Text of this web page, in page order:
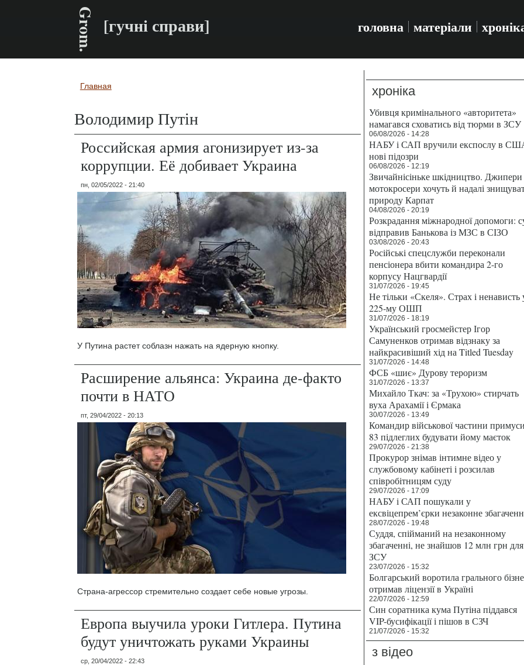
Grom. [гучні справи] головна матеріали
Вы здесь
Главная
Володимир Путін
Российская армия агонизирует из-за
коррупции. Её добивает Украина
пн, 02/05/2022 - 21:40
У Путина растет соблазн нажать на ядерную кнопку.
Расширение альянса: Украина де-факто
почти в НАТО
пт, 29/04/2022 - 20:13
Страна-агрессор стремительно создает себе новые угрозы.
Европа выучила уроки Гитлера. Путина
будут уничтожать руками Украины
ср, 20/04/2022 - 22:43
хроніка
Убивця кримінального «авторитета»
намагався сховатись від тюрми в ЗСУ
06/08/2026 - 14:28
НАБУ і САП вручили експослу в
нові підозри
06/08/2026 - 12:19
Звичайнісіньке шкідництво. Джипери
мотокросери хочуть й надалі
природу Карпат
04/08/2026 - 20:19
Розкрадання міжнародної допомоги:
відправив Банькова із МЗС в СІЗО
03/08/2026 - 20:43
Російські спецслужби переконали
пенсіонера вбити командира 2-го
корпусу Нацгвардії
31/07/2026 - 19:45
Не тільки «Скеля». Страх і ненависть
225-му ОШП
31/07/2026 - 18:19
Український гросмейстер Ігор
Самуненков отримав відзнаку за
найкрасивіший хід на Titled Tuesday
31/07/2026 - 14:48
ФСБ «шиє» Дурову тероризм
31/07/2026 - 13:37
Михайло Ткач: за «Трухою» стирчать
вуха Арахамії і Єрмака
30/07/2026 - 13:49
Командир військової частини
83 підлеглих будувати йому маєток
29/07/2026 - 21:38
Прокурор знімав інтимне відео у
службовому кабінеті і розсилав
співробітницям суду
29/07/2026 - 17:09
НАБУ і САП пошукали у
ексвіцепрем’єрки незаконне
28/07/2026 - 19:48
Суддя, спійманий на незаконному
збагаченні, не знайшов 12 млн грн для
ЗСУ
23/07/2026 - 15:32
Болгарський воротила грального
отримав ліцензії в Україні
22/07/2026 - 12:59
Син соратника кума Путіна піддався
VIP-бусифікації і пішов в СЗЧ
21/07/2026 - 15:32
з відео